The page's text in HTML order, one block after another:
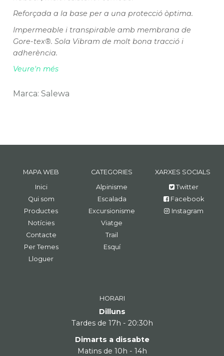
Marca: Salewa
Reforçada a la base per a una protecció òptima.
Impermeable i transpirable amb membrana de
Gore-tex®. Sola Vibram de molt bona tracció i
adherència.
Veure'n més
MAPA WEB
Inici
Qui som
Productes
Notícies
Contacte
Per Temes
Lloguer
CATEGORIES
Alpinisme
Escalada
Excursionisme
Viatge
Trail
Esquí
XARXES SOCIALS
Twitter
Facebook
Instagram
HORARI
Dilluns
Tardes de 17h - 20:30h
Dimarts a dissabte
Matins de 10h - 14h